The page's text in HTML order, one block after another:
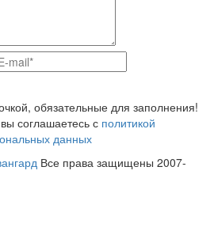
обязательные для заполнения!
соглашаетесь с политикой
данных
Все права защищены 2007-